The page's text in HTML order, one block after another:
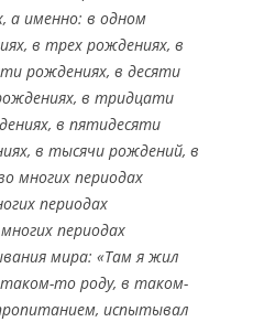
а именно: в одном
в трех рождениях, в
рождениях, в десяти
в тридцати
в пятидесяти
в тысячи рождений, в
многих периодах
периодах
периодах
мира: «Там я жил
то роду, в таком-
испытывал